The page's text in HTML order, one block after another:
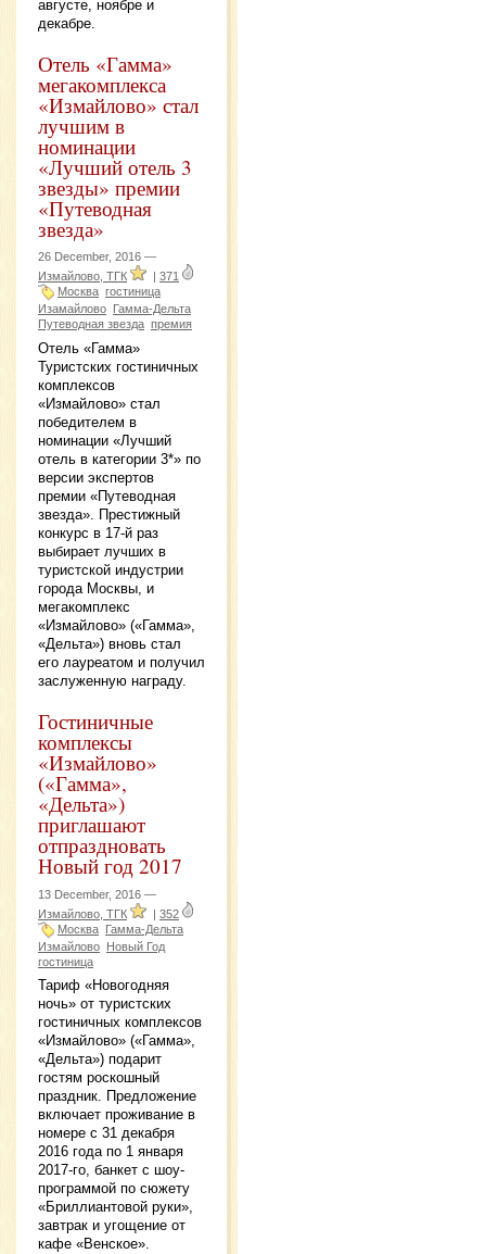
августе, ноябре и
декабре.
Отель «Гамма»
мегакомплекса
«Измайлово» стал
лучшим в
номинации
«Лучший отель 3
звезды» премии
«Путеводная
звезда»
26 December, 2016 —
Измайлово, ТГК
371
Москва гостиница
Изамайлово
Гамма-Дельта
Путеводная звезда премия
Отель «Гамма»
Туристских гостиничных
комплексов
«Измайлово» стал
победителем в
номинации «Лучший
отель в категории 3*» по
версии экспертов
премии «Путеводная
звезда». Престижный
конкурс в 17-й раз
выбирает лучших в
туристской индустрии
города Москвы, и
мегакомплекс
«Измайлово» («Гамма»,
«Дельта») вновь стал
его лауреатом и получил
заслуженную награду.
Гостиничные
комплексы
«Измайлово»
(«Гамма»,
«Дельта»)
приглашают
отпраздновать
Новый год 2017
13 December, 2016 —
Измайлово, ТГК
| 352
Москва Гамма-Дельта
Измайлово Новый Год
гостиница
Тариф «Новогодняя
ночь» от туристских
гостиничных комплексов
«Измайлово» («Гамма»,
«Дельта») подарит
гостям роскошный
праздник. Предложение
включает проживание в
номере с 31 декабря
2016 года по 1 января
2017-го, банкет с шоу-
программой по сюжету
«Бриллиантовой руки»,
завтрак и угощение от
кафе «Венское».